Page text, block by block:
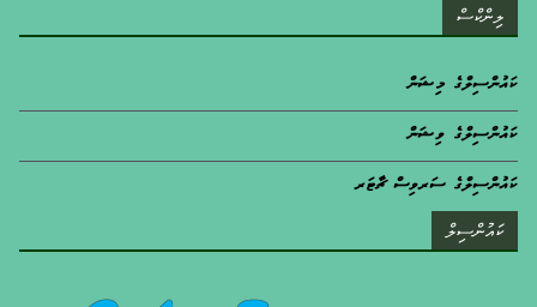
ލިންކްސް
ކައުންސިލްގެ މިޝަން
ކައުންސިލްގެ ވިޝަން
ކައުންސިލްގެ ސަރވިސް ޗާޓަރ
ކައުންސިލް